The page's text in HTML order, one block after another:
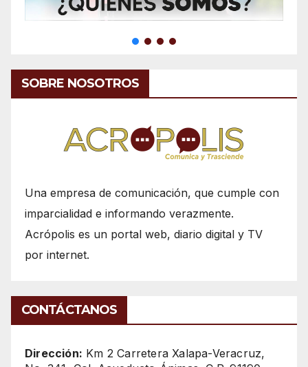
SOBRE NOSOTROS
Una empresa de comunicación, que cumple con
imparcialidad e informando verazmente.
Acrópolis es un portal web, diario digital y TV
por internet.
CONTÁCTANOS
Dirección: Km 2 Carretera Xalapa-Veracruz,